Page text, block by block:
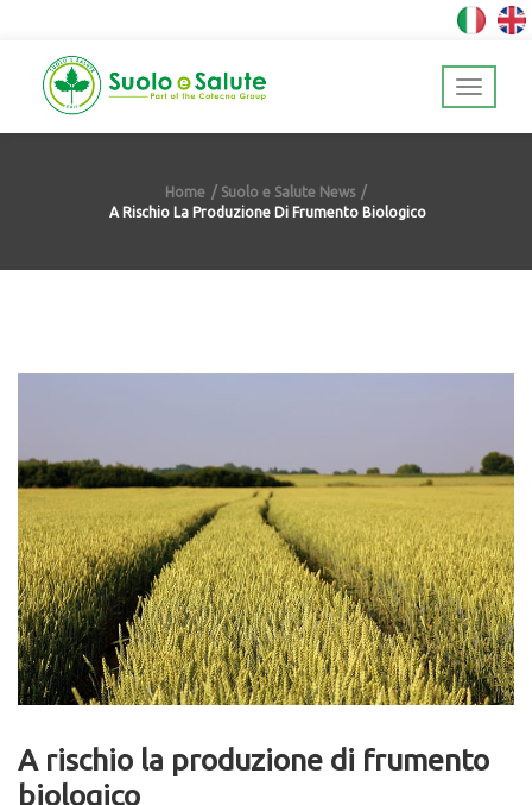
Home
Suolo e Salute News
A Rischio La Produzione Di Frumento Biologico
A rischio la produzione di frumento
biologico